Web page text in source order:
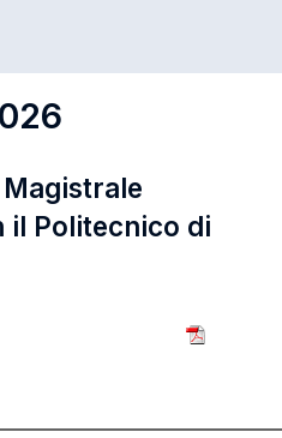
il Politecnico di